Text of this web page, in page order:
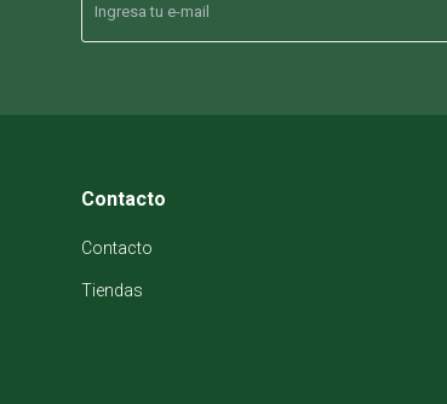
Contacto
Contacto
Tiendas